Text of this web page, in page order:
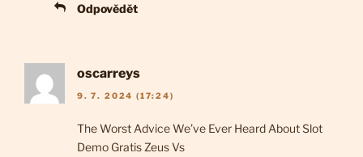
Odpovědět
oscarreys
9. 7. 2024 (17:24)
The Worst Advice We’ve Ever Heard About Slot
Demo Gratis Zeus Vs